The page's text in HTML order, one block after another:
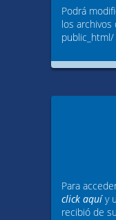
Podrá
los
Para
click aquíy
recibió de